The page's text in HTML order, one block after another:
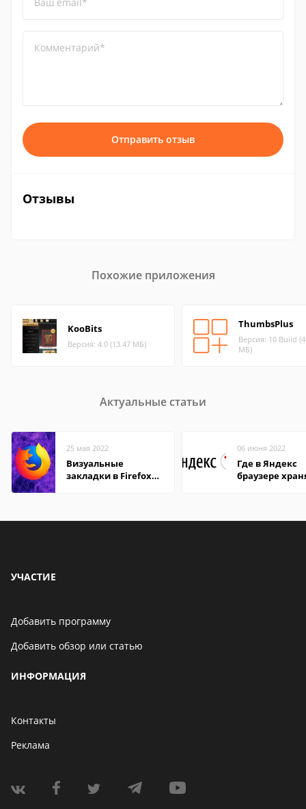
Комментарий*
Отправить отзыв
Отзывы
Похожие приложения
KooBits
Версия: 4.0 (13.47 МБ)
ThumbsPlus
Версия: 10 Build
МБ)
Актуальные статьи
25 мая 2022
Визуальные
закладки в Firefox
06 июня 2022
Где в Яндекс
браузере
УЧАСТИЕ
Добавить программу
Добавить обзор или статью
ИНФОРМАЦИЯ
Контакты
Реклама